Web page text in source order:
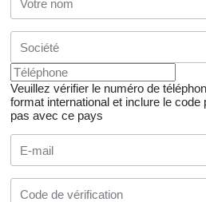
Veuillez vérifier le numéro de
format international et inclure le code
pas avec ce pays